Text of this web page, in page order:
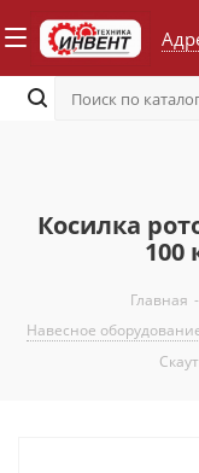
Косилка
100
Главная -
Навесное